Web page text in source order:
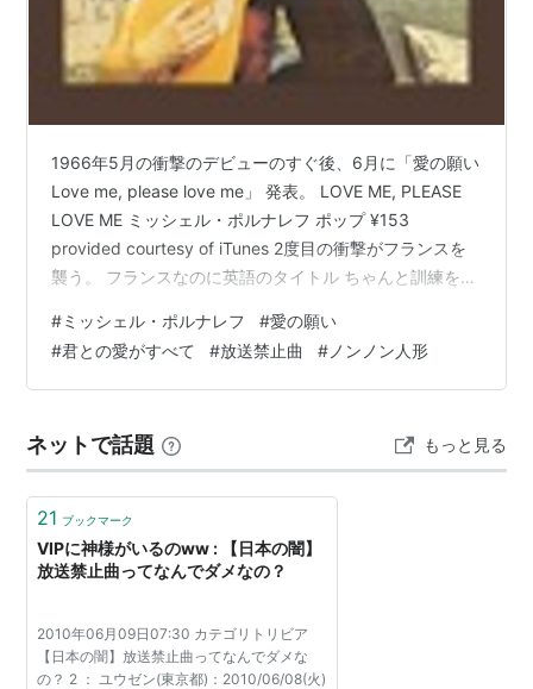
封印歌謡大全
発売日:2007/04/01
メディア:
単行本
: 2人 クリック : 64回
この商品を含むブログ (26件) を見る
1966年5月の衝撃のデビューのすぐ後、6月に「愛の願い
Love me, please love me」 発表。 LOVE ME, PLEASE
LOVE ME ミッシェル・ポルナレフ ポップ ¥153
provided courtesy of iTunes 2度目の衝撃がフランスを
襲う。 フランスなのに英語のタイトル ちゃんと訓練をし
詞、からのハイトーンボイス ギターを覚えたての長髪の
ヒッピー野郎と舐めていたら、ミュージシャンとして破
格の存在だった。 「愛の願い 」のEP盤B面の「君との愛
#ミッシェル・ポルナレフ #愛の願い
#君との愛がすべて #放送禁止曲 # ノンノン人形
ネットで話題 もっと見る
21 ブックマーク
VIPに神様がいるのww : 【日本の闇】
放送禁止曲ってなんでダメなの？
2010年06月09日07:30 カテゴリトリビア
【日本の闇】放送禁止曲ってなんでダメな
の？ 2 ： ユウゼン(東京都)：2010/06/08(火)